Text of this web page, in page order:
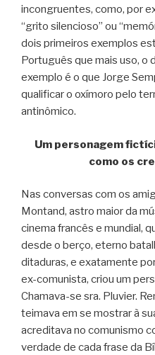
incongruentes, como, por
“grito silencioso” ou
dois primeiros exemplos
Português que mais uso, o
exemplo é o que Jorge
qualificar o oxímoro pelo
antinômico.
Um personagem
como os
Nas conversas com os
Montand, astro maior da
cinema francês e mundial,
desde o berço, eterno
ditaduras, e exatamente
ex-comunista, criou um
Chamava-se sra. Pluvier.
teimava em se mostrar à
acreditava no comunismo
verdade de cada frase da